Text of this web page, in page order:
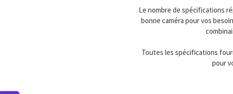
Le nombre de spécifications
bonne caméra pour vos
Toutes les spécifications
pour